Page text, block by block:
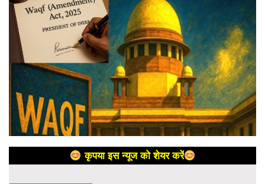
कृपया इस न्यूज को शेयर करें